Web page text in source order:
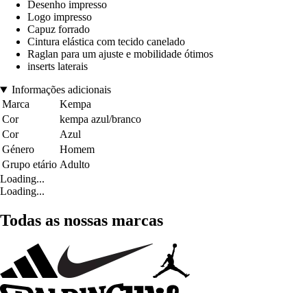
Desenho impresso
Logo impresso
Capuz forrado
Cintura elástica com tecido canelado
Raglan para um ajuste e mobilidade ótimos
inserts laterais
Informações adicionais
Marca
Kempa
Cor
kempa azul/branco
Cor
Azul
Género
Homem
Grupo etário Adulto
Loading...
Loading...
Todas as nossas marcas